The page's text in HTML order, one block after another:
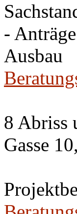
-
Ausbau
8 Abriss
Gasse